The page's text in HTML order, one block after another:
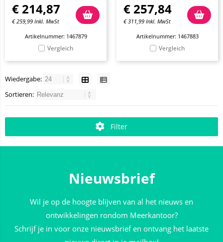
€ 214,87
€259,99 Inkl. MwSt
Artikelnummer: 1467879
Vergleich
€ 257,84
€311,99 Inkl. MwSt
Artikelnummer: 1467883
Vergleich
Wiedergabe:
Sortieren:
Filter
Nieuwsbrief
Wil je op de hoogte blijven van al het nieuws en
ontwikkelingen rondom Meerkantoor?
Schrijf je in voor onze nieuwsbrief en ontvang het laatste